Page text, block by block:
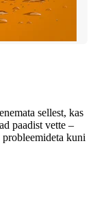
sellest, kas
paadist vette –
kuni